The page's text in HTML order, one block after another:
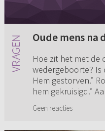
Oude mens na
Hoe zit het met de
wedergeboorte? Is
Hem gestorven.”
hem gekruisigd.”
Geen reacties